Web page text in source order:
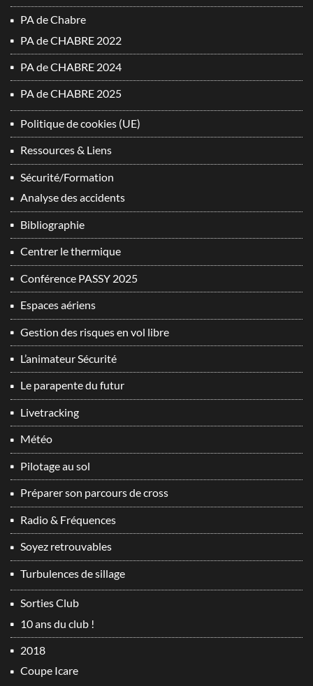
PA de Chabre
PA de CHABRE 2022
PA de CHABRE 2024
PA de CHABRE 2025
Politique de cookies (UE)
Ressources & Liens
Sécurité/Formation
Analyse des accidents
Bibliographie
Centrer le thermique
Conférence PASSY 2025
Espaces aériens
Gestion des risques en vol libre
L’animateur Sécurité
Le parapente du futur
Livetracking
Météo
Pilotage au sol
Préparer son parcours de cross
Radio & Fréquences
Soyez retrouvables
Turbulences de sillage
Sorties Club
10 ans du club !
2018
Coupe Icare